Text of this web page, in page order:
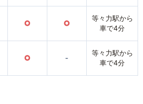
○ ○
等々力駅から
車で4分
○ -
等々力駅から
車で4分